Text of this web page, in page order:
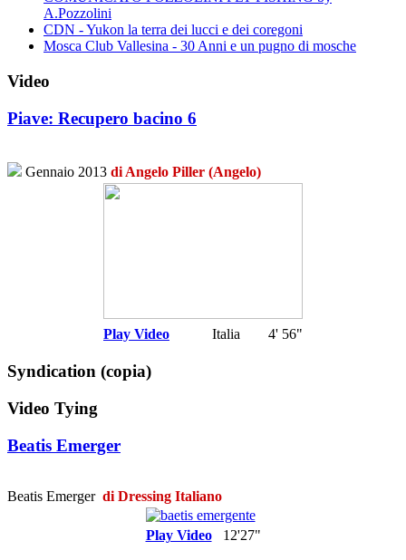
A.Pozzolini
CDN - Yukon la terra dei lucci e dei coregoni
Mosca Club Vallesina - 30 Anni e un pugno di mosche
Video
Piave: Recupero bacino 6
Gennaio 2013 di Angelo Piller (Angelo)
Play Video Italia 4' 56"
Syndication (copia)
Video Tying
Beatis Emerger
Beatis Emerger di Dressing Italiano
Play Video 12'27"